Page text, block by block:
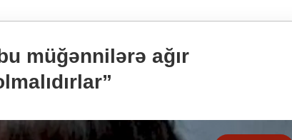
müğənnilərə ağır